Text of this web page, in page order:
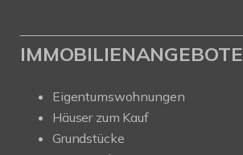
IMMOBILIENANGEBOTE
Eigentumswohnungen
Häuser zum Kauf
Grundstücke